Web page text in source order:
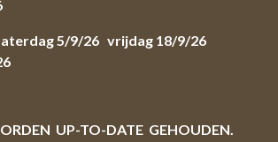
5/9/26 vrijdag 18/9/26
UP-TO-DATE GEHOUDEN.